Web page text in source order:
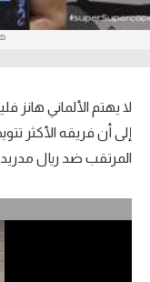
أمريكا 2026
الدوري الإنجليزي
الدوري الإسباني
لا يهتم الألماني هانز
إلى أن فريقه الأكثر
المرتقب ضد ريال مدريد.